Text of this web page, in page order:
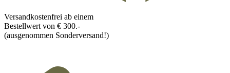
Versandkostenfrei ab einem
Bestellwert von € 300.-
(ausgenommen Sonderversand!)